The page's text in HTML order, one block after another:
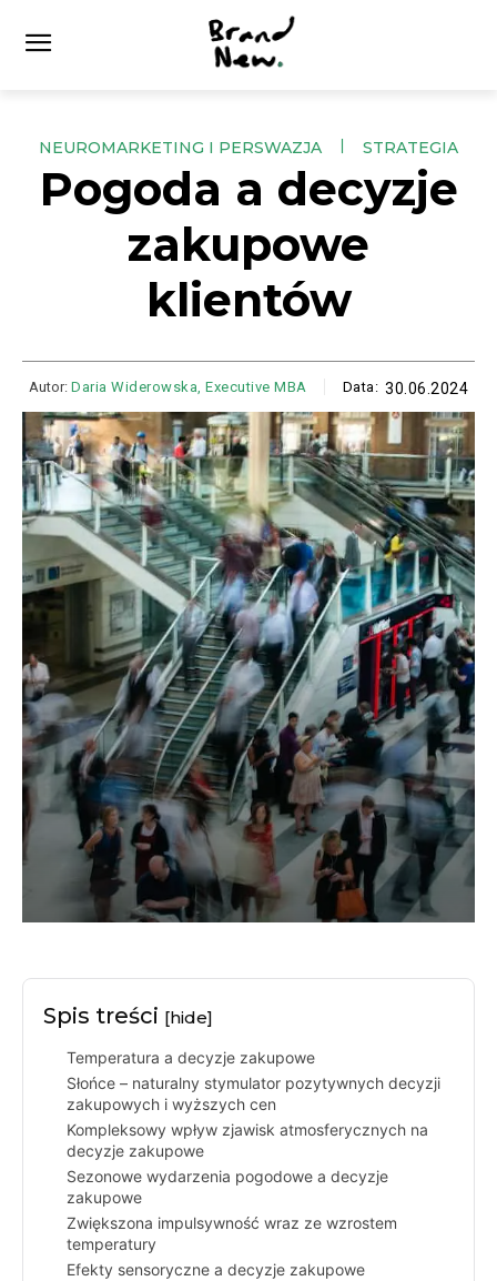
NEUROMARKETING I PERSWAZJA STRATEGIA
Pogoda a decyzje
zakupowe
klientów
Autor: Daria Widerowska, Executive MBA Data: 30.06.2024
Spis treści [hide]
Temperatura a decyzje zakupowe
Słońce – naturalny stymulator pozytywnych decyzji
zakupowych i wyższych cen
Kompleksowy wpływ zjawisk atmosferycznych na
decyzje zakupowe
Sezonowe wydarzenia pogodowe a decyzje
zakupowe
Zwiększona impulsywność wraz ze wzrostem
temperatury
Efekty sensoryczne a decyzje zakupowe